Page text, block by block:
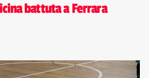
battuta a Ferrara